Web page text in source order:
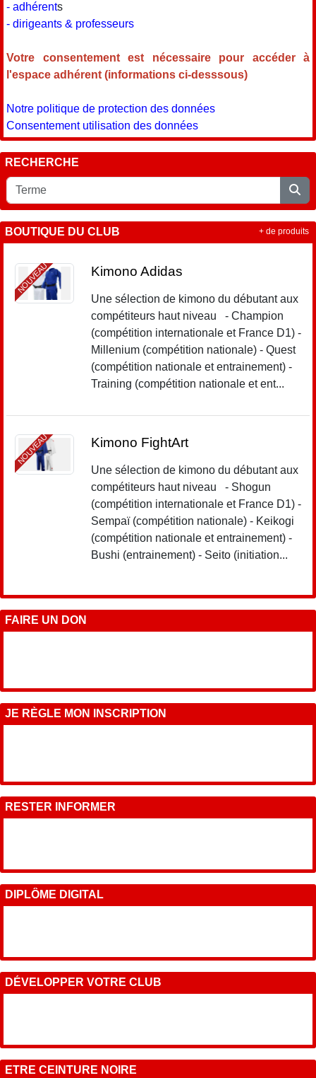
- adhérents
- dirigeants & professeurs
Votre consentement est nécessaire pour accéder à
l'espace adhérent (informations ci-desssous)
Notre politique de protection des données
Consentement utilisation des données
RECHERCHE
BOUTIQUE DU CLUB
NOUVEAU Kimono Adidas
Une sélection de kimono du débutant aux
compétiteurs haut niveau - Champion
(compétition internationale et France D1) -
Millenium (compétition nationale) - Quest
(compétition nationale et entrainement) -
Training (compétition nationale et ent...
NOUVEAU Kimono FightArt
Une sélection de kimono du débutant aux
compétiteurs haut niveau - Shogun
(compétition internationale et France D1) -
Sempaï (compétition nationale) - Keikogi
(compétition nationale et entrainement) -
Bushi (entrainement) - Seito (initiation...
+ de produits
FAIRE UN DON
JE RÈGLE MON INSCRIPTION
RESTER INFORMER
DIPLÔME DIGITAL
DÉVELOPPER VOTRE CLUB
ETRE CEINTURE NOIRE